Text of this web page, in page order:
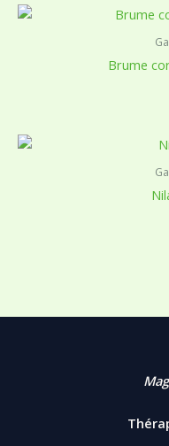
Brume